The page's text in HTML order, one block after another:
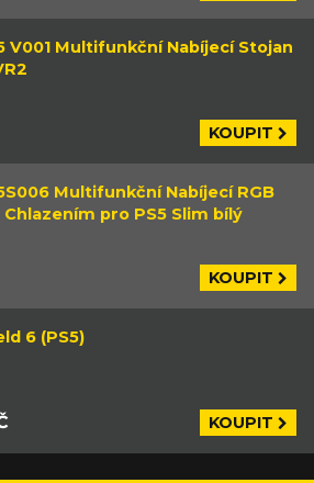
V001 Multifunkční Nabíjecí Stojan
KOUPIT
Multifunkční Nabíjecí RGB
Chlazením pro PS5 Slim bílý
KOUPIT
6 (PS5)
KOUPIT